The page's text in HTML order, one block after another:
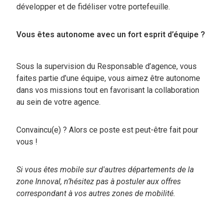
développer et de fidéliser votre portefeuille.
Vous êtes autonome avec un fort esprit d’équipe ?
Sous la supervision du Responsable d’agence, vous
faites partie d’une équipe, vous aimez être autonome
dans vos missions tout en favorisant la collaboration
au sein de votre agence.
Convaincu(e) ? Alors ce poste est peut-être fait pour
vous !
Si vous êtes mobile sur d'autres départements de la
zone Innoval, n’hésitez pas à postuler aux offres
correspondant à vos autres zones de mobilité.